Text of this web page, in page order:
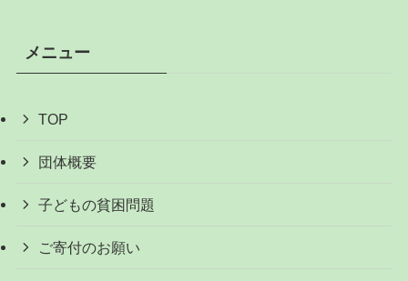
メニュー
TOP
団体概要
子どもの貧困問題
ご寄付のお願い